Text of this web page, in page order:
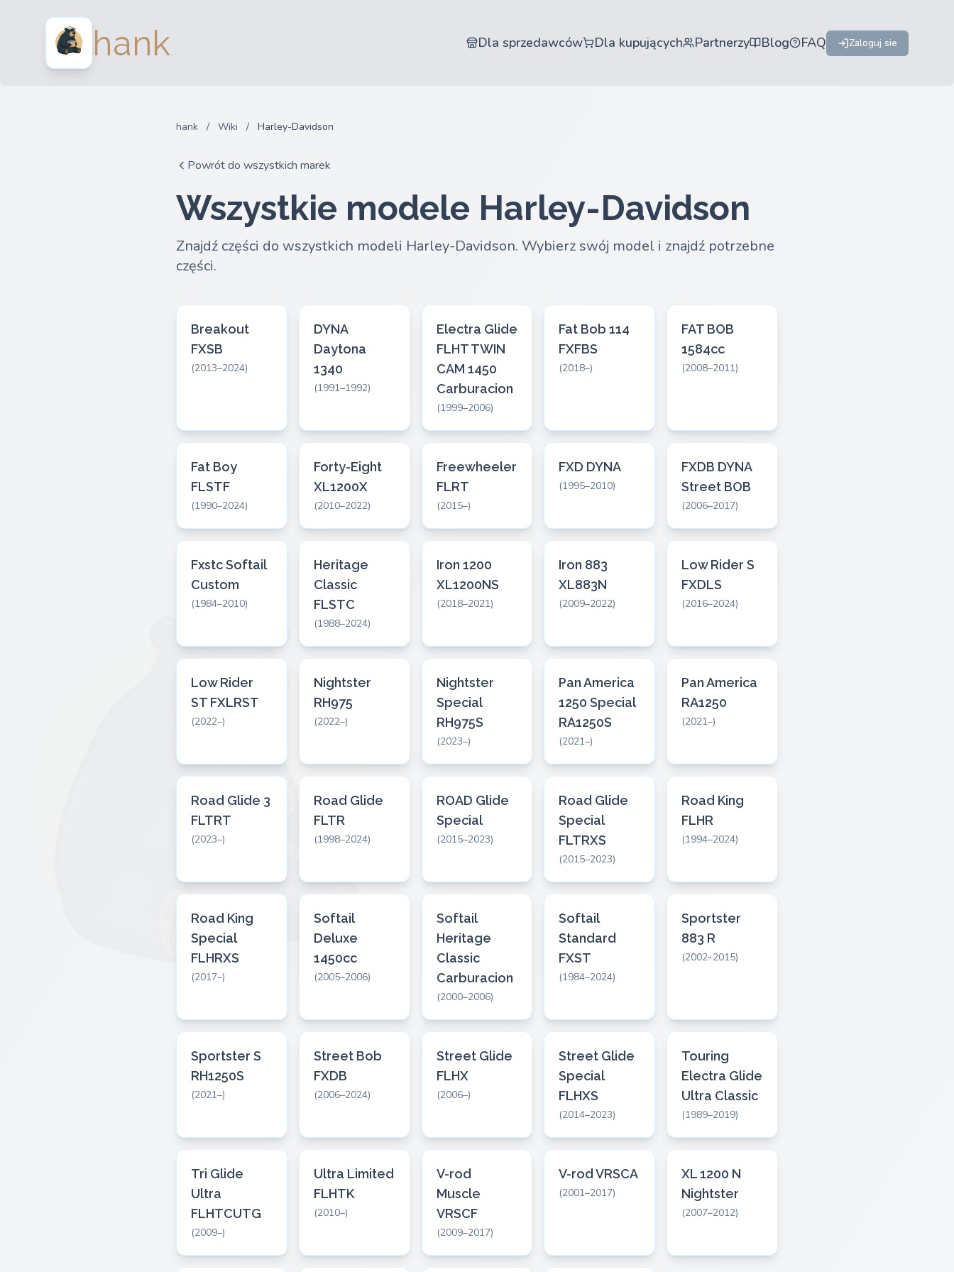
hank Dla sprzedawców Dla kupujących Partnerzy Blog FAQ Zaloguj sie
hank / Wiki / Harley-Davidson
Powrót do wszystkich marek
Wszystkie modele Harley-Davidson
Znajdź części do wszystkich modeli Harley-Davidson. Wybierz swój model i znajdź potrzebne
części.
Breakout
FXSB
(2013–2024)
DYNA
Daytona
1340
(1991–1992)
Electra Glide
FLHT TWIN
CAM 1450
Carburacion
(1999–2006)
Fat Bob 114
FXFBS
(2018–)
FAT BOB
1584cc
(2008–2011)
Fat Boy
FLSTF
(1990–2024)
Forty-Eight
XL1200X
(2010–2022)
Freewheeler
FLRT
(2015–)
FXD DYNA
(1995–2010)
FXDB DYNA
Street BOB
(2006–2017)
Fxstc Softail
Custom
(1984–2010)
Heritage
Classic
FLSTC
(1988–2024)
Iron 1200
XL1200NS
(2018–2021)
Iron 883
XL883N
(2009–2022)
Low Rider S
FXDLS
(2016–2024)
Low Rider
ST FXLRST
(2022–)
Nightster
RH975
(2022–)
Nightster
Special
RH975S
(2023–)
Pan America
1250 Special
RA1250S
(2021–)
Pan America
RA1250
(2021–)
Road Glide 3
FLTRT
(2023–)
Road Glide
FLTR
(1998–2024)
ROAD Glide
Special
(2015–2023)
Road Glide
Special
FLTRXS
(2015–2023)
Road King
FLHR
(1994–2024)
Road King
Special
FLHRXS
(2017–)
Softail
Deluxe
1450cc
(2005–2006)
Softail
Heritage
Classic
Carburacion
(2000–2006)
Softail
Standard
FXST
(1984–2024)
Sportster
883 R
(2002–2015)
Sportster S
RH1250S
(2021–)
Street Bob
FXDB
(2006–2024)
Street Glide
FLHX
(2006–)
Street Glide
Special
FLHXS
(2014–2023)
Touring
Electra Glide
Ultra Classic
(1989–2019)
Tri Glide
Ultra
FLHTCUTG
(2009–)
Ultra Limited
FLHTK
(2010–)
V-rod
Muscle
VRSCF
(2009–2017)
V-rod VRSCA
(2001–2017)
XL 1200 N
Nightster
(2007–2012)